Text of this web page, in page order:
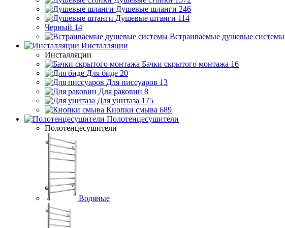
Душевые шланги 246
Душевые штанги 114
Черный 14
Встраиваемые душевые системы
Инсталляции
Инсталляции
Бачки скрытого монтажа 16
Для биде 20
Для писсуаров 13
Для раковин 8
Для унитаза 175
Кнопки смыва 689
Полотенцесушители
Полотенцесушители
Водяные